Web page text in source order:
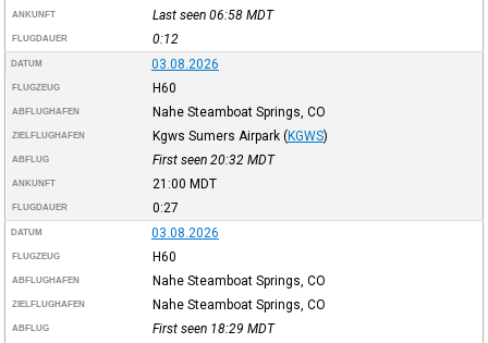
ANKUNFT Last seen 06:58 MDT
FLUGDAUER 0:12
DATUM 03.08.2026
FLUGZEUG H60
ABFLUGHAFEN Nahe Steamboat Springs, CO
ZIELFLUGHAFEN Kgws Sumers Airpark (KGWS)
ABFLUG First seen 20:32 MDT
ANKUNFT 21:00 MDT
FLUGDAUER 0:27
DATUM 03.08.2026
FLUGZEUG H60
ABFLUGHAFEN Nahe Steamboat Springs, CO
ZIELFLUGHAFEN Nahe Steamboat Springs, CO
ABFLUG First seen 18:29 MDT